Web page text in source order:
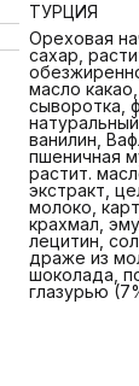
ТУРЦИЯ
Ореховая
сахар,
масло
сыворотка,
ванилин,
пшеничная
растит.
экстракт,
молоко,
крахмал,
лецитин,
драже из
шоколада,
глазурью